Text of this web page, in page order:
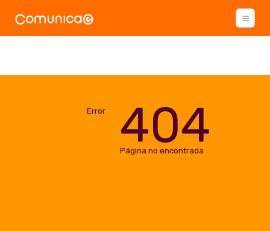
Error 404
Página no encontrada